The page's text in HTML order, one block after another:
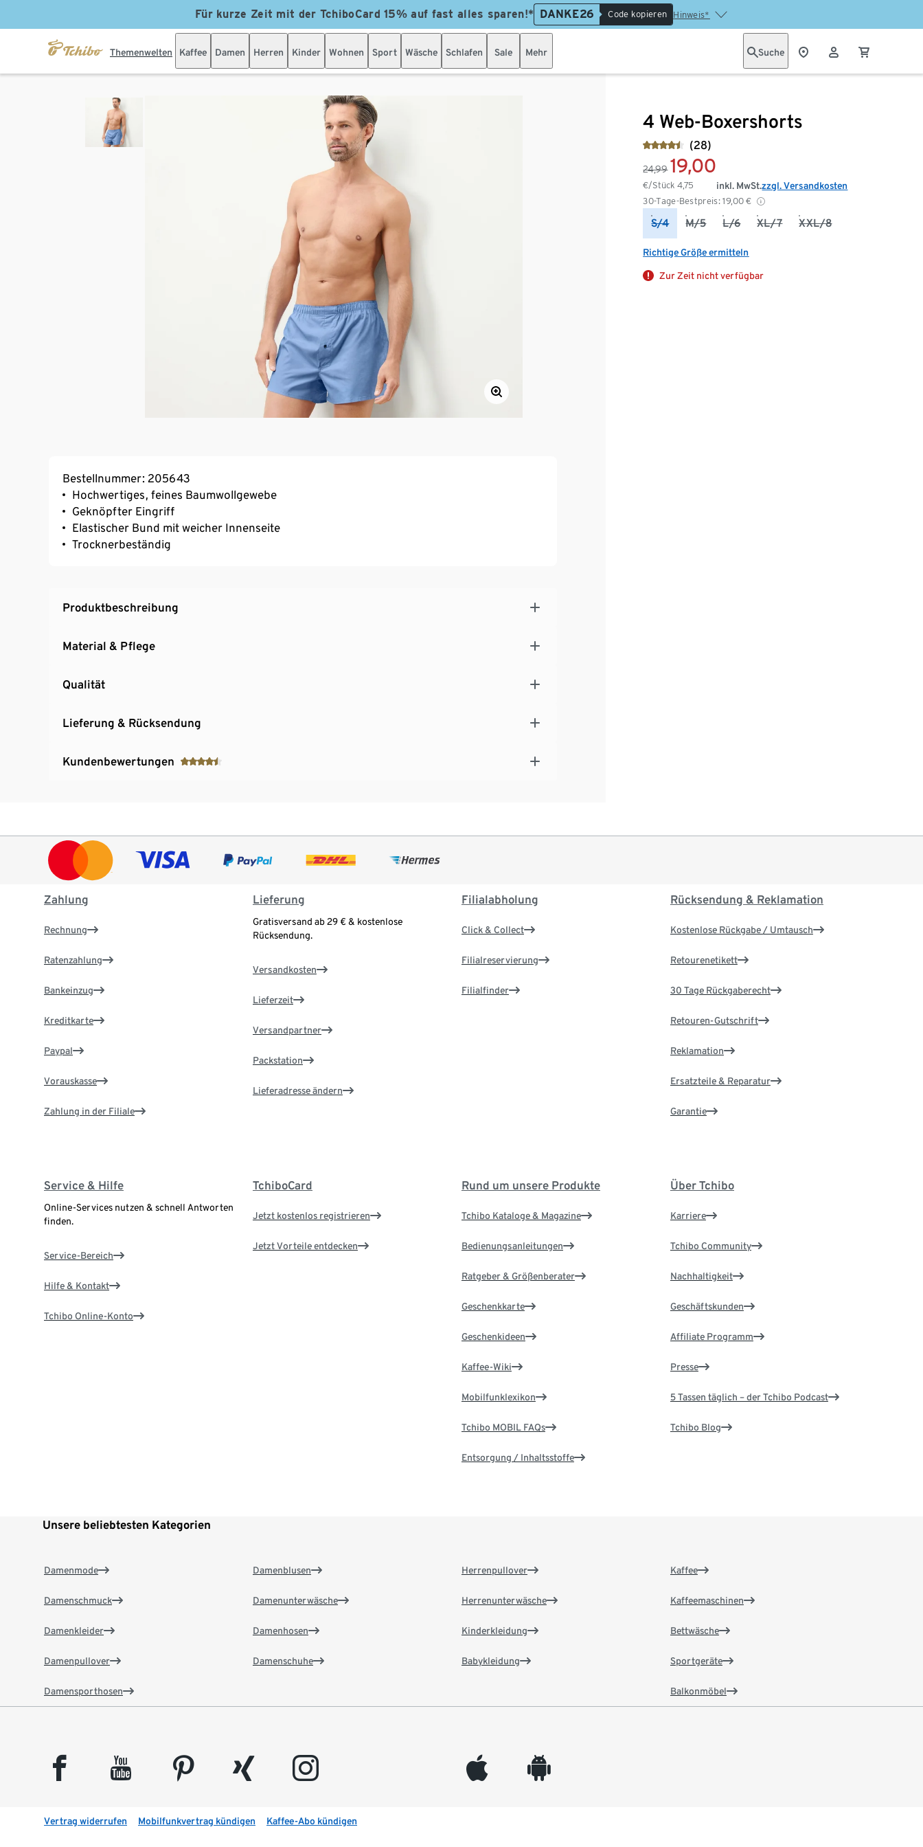
Für kurze Zeit mit der TchiboCard 15% auf fast alles sparen!* DANKE26 Code kopieren Hinweis*
Themenwelten Kaffee Damen Herren Kinder Wohnen Sport Wäsche Schlafen Sale Mehr Suche
4 Web-Boxershorts
(28)
24,99 19,00
€/Stück4,75
30-Tage-Bestpreis: 19,00 €
inkl. MwSt.zzgl. Versandkosten
S/4 M/5 L/6 XL/7 XXL/8
Richtige Größe ermitteln
Zur Zeit nicht verfügbar
Bestellnummer: 205643
Hochwertiges, feines Baumwollgewebe
Geknöpfter Eingriff
Elastischer Bund mit weicher Innenseite
Trocknerbeständig
Produktbeschreibung
Material & Pflege
Qualität
Lieferung & Rücksendung
Kundenbewertungen
Zahlung
Rechnung
Ratenzahlung
Bankeinzug
Kreditkarte
Paypal
Vorauskasse
Zahlung in der Filiale
Lieferung
Gratisversand ab 29 € & kostenlose
Rücksendung.
Versandkosten
Lieferzeit
Versandpartner
Packstation
Lieferadresse ändern
Filialabholung
Click & Collect
Filialreservierung
Filialfinder
Rücksendung & Reklamation
Kostenlose Rückgabe / Umtausch
Retourenetikett
30 Tage Rückgaberecht
Retouren-Gutschrift
Reklamation
Ersatzteile & Reparatur
Garantie
Service & Hilfe
Online-Services nutzen & schnell Antworten
finden.
Service-Bereich
Hilfe & Kontakt
Tchibo Online-Konto
TchiboCard
Jetzt kostenlos registrieren
Jetzt Vorteile entdecken
Rund um unsere Produkte
Tchibo Kataloge & Magazine
Bedienungsanleitungen
Ratgeber & Größenberater
Geschenkkarte
Geschenkideen
Kaffee-Wiki
Mobilfunklexikon
Tchibo MOBIL FAQs
Entsorgung / Inhaltsstoffe
Über Tchibo
Karriere
Tchibo Community
Nachhaltigkeit
Geschäftskunden
Affiliate Programm
Presse
5 Tassen täglich – der Tchibo Podcast
Tchibo Blog
Unsere beliebtesten Kategorien
Damenmode
Damenschmuck
Damenkleider
Damenpullover
Damensporthosen
Damenblusen
Damenunterwäsche
Damenhosen
Damenschuhe
Herrenpullover
Herrenunterwäsche
Kinderkleidung
Babykleidung
Kaffee
Kaffeemaschinen
Bettwäsche
Sportgeräte
Balkonmöbel
facebook youtube pinterest xing instagram appleinc android
Vertrag widerrufen Mobilfunkvertrag kündigen Kaffee-Abo kündigen